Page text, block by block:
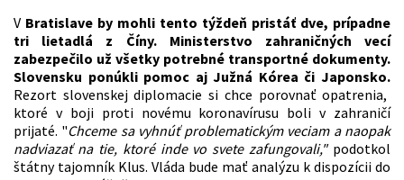
V Bratislave by mohli tento týždeň pristáť dve, prípadne
tri lietadlá z Číny. Ministerstvo zahraničných vecí
zabezpečilo už všetky potrebné transportné dokumenty.
Slovensku ponúkli pomoc aj Južná Kórea či Japonsko.
Rezort slovenskej diplomacie si chce porovnať opatrenia,
ktoré v boji proti novému koronavírusu boli v zahraničí
prijaté. "Chceme sa vyhnúť problematickým veciam a naopak
nadviazať na tie, ktoré inde vo svete zafungovali,"podotkol
štátny tajomník Klus. Vláda bude mať analýzu k dispozícii do